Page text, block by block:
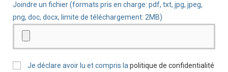
Joindre un fichier (formats pris en charge: pdf, txt, jpg, jpeg,
png, doc, docx, limite de téléchargement: 2MB)
Je déclare avoir lu et compris la politique de confidentialité